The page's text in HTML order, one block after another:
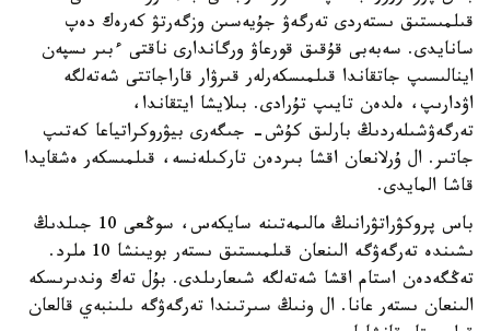
قىلمىستىق ىستەردى تەرگەۋ جۇيەسىن وزگەرتۋ كەرەك دەپ
سانايدى. سەبەبى قۇقىق قورعاۋ ورگاندارى ناقتى ءبىر ىسپەن
اينالىسىپ جاتقاندا قىلمىسكەرلەر قىرۋار قاراجاتتى شەتەلگە
اۋدارىپ، ەلدەن تايىپ تۇرادى. بىلايشا ايتقاندا،
تەرگەۋشىلەردىڭ بارلىق كۇش- جىگەرى بيۋروكراتياعا كەتىپ
جاتىر. ال ۇرلانعان اقشا بىردەن تاركىلەنسە، قىلمىسكەر ەشقايدا
قاشا المايدى.
باس پروكۋراتۋرانىڭ مالىمەتىنە سايكەس، سوڭعى 10 جىلدىڭ
ىشىندە تەرگەۋگە الىنعان قىلمىستىق ىستەر بويىنشا 10 ملرد.
تەڭگەدەن استام اقشا شەتەلگە شىعارىلدى. بۇل تەك وندىرىسكە
الىنعان ىستەر عانا. ال ونىڭ سىرتىندا تەرگەۋگە ىلىنبەي قالعان